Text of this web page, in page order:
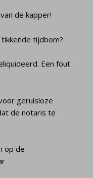
de kapper!
tijdbom?
Een fout
geruisloze
de notaris te
op de